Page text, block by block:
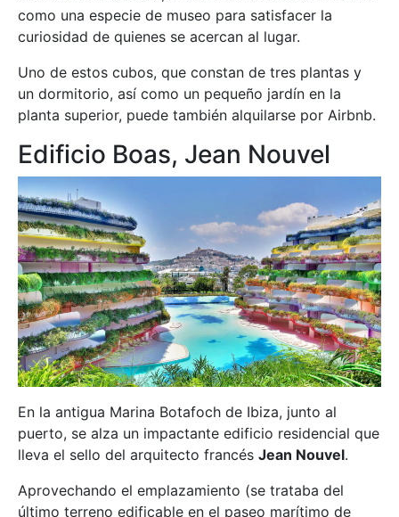
como una especie de museo para satisfacer la
curiosidad de quienes se acercan al lugar.
Uno de estos cubos, que constan de tres plantas y
un dormitorio, así como un pequeño jardín en la
planta superior, puede también alquilarse por Airbnb.
Edificio Boas, Jean Nouvel
En la antigua Marina Botafoch de Ibiza, junto al
puerto, se alza un impactante edificio residencial que
lleva el sello del arquitecto francés Jean Nouvel.
Aprovechando el emplazamiento (se trataba del
último terreno edificable en el paseo marítimo de